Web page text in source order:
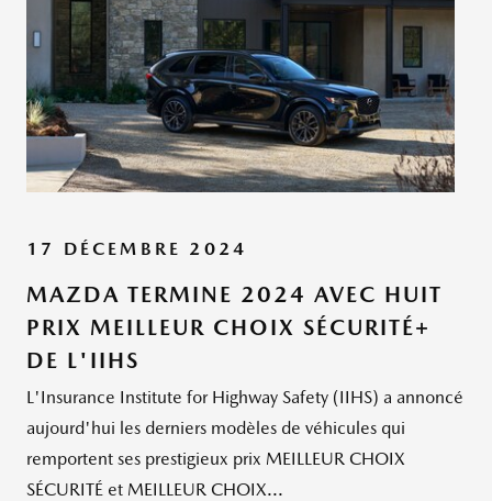
17 DÉCEMBRE 2024
MAZDA TERMINE 2024 AVEC HUIT
PRIX MEILLEUR CHOIX SÉCURITÉ+
DE L'IIHS
L'Insurance Institute for Highway Safety (IIHS) a annoncé
aujourd'hui les derniers modèles de véhicules qui
remportent ses prestigieux prix MEILLEUR CHOIX
SÉCURITÉ et MEILLEUR CHOIX...